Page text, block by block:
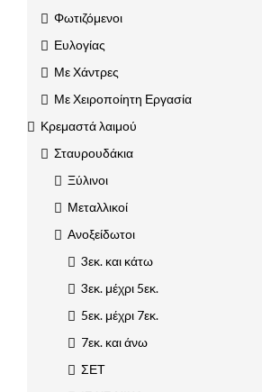
Φωτιζόμενοι
Ευλογίας
Με Χάντρες
Με Χειροποίητη Εργασία
Κρεμαστά λαιμού
Σταυρουδάκια
Ξύλινοι
Μεταλλικοί
Ανοξείδωτοι
3εκ. και κάτω
3εκ. μέχρι 5εκ.
5εκ. μέχρι 7εκ.
7εκ. και άνω
ΣΕΤ